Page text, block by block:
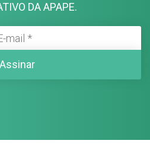
DA APAPE.